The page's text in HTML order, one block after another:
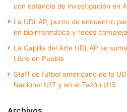
con estancia de investigación en
La UDLAP, punto de encuentro
en bioinformática y redes
La Capilla del Arte UDLAP se
Libro en Puebla
Staff de futbol americano de la
Nacional U17 y en el Tazón U19